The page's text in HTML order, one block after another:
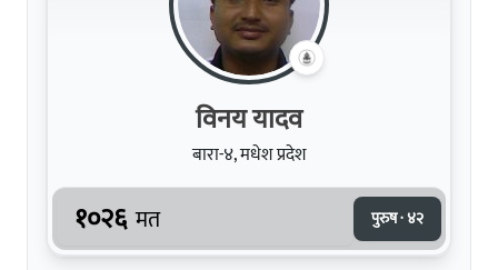
विनय यादव
बारा-४, मधेश प्रदेश
१०२६ मत पुरुष · ४२